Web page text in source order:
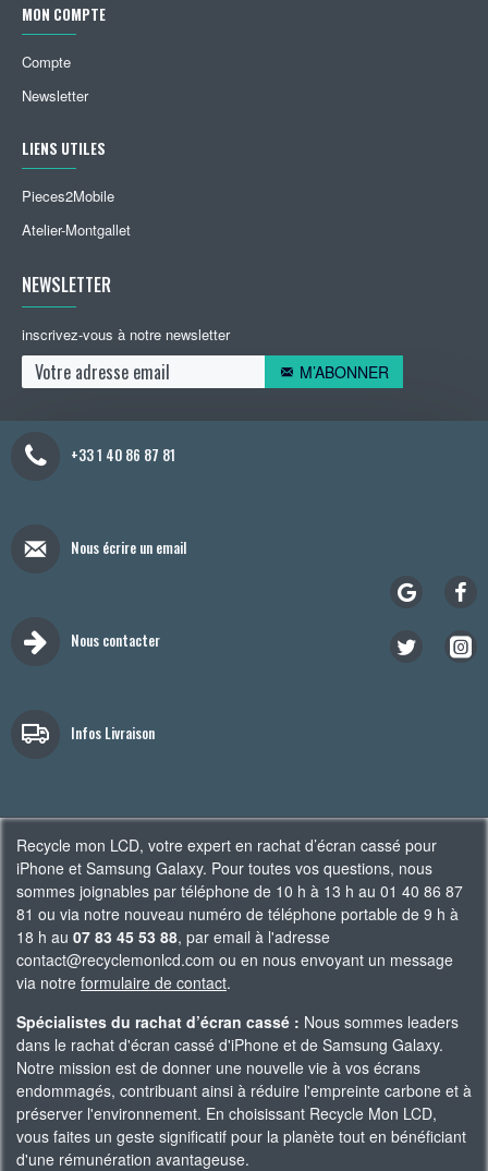
MON COMPTE
Compte
Newsletter
LIENS UTILES
Pieces2Mobile
Atelier-Montgallet
NEWSLETTER
inscrivez-vous à notre newsletter
M’ABONNER
+33 1 40 86 87 81
Nous écrire un email
Nous contacter
Infos Livraison
Recycle mon LCD, votre expert en rachat d’écran cassé pour
iPhone et Samsung Galaxy. Pour toutes vos questions, nous
sommes joignables par téléphone de 10 h à 13 h au 01 40 86 87
81 ou via notre nouveau numéro de téléphone portable de 9 h à
18 h au 07 83 45 53 88, par email à l'adresse
contact@recyclemonlcd.com ou en nous envoyant un message
via notre formulaire de contact.
Spécialistes du rachat d’écran cassé : Nous sommes leaders
dans le rachat d'écran cassé d'iPhone et de Samsung Galaxy.
Notre mission est de donner une nouvelle vie à vos écrans
endommagés, contribuant ainsi à réduire l'empreinte carbone et à
préserver l'environnement. En choisissant Recycle Mon LCD,
vous faites un geste significatif pour la planète tout en bénéficiant
d'une rémunération avantageuse.